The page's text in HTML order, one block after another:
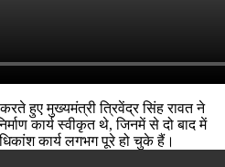
करते हुए मुख्यमंत्री त्रिवेंद्र सिंह रावत ने
कार्य स्वीकृत थे, जिनमें से दो बाद में
कार्य लगभग पूरे हो चुके हैं।